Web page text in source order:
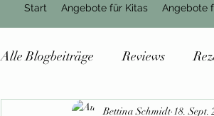
Start Angebote für Kitas Angebote
Alle Blogbeiträge Reviews
Bettina Schmidt 18. Sept.